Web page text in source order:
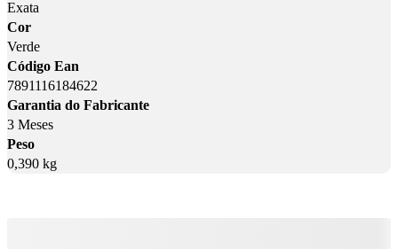
Exata
Cor
Verde
Código Ean
7891116184622
Garantia do Fabricante
3 Meses
Peso
0,390 kg